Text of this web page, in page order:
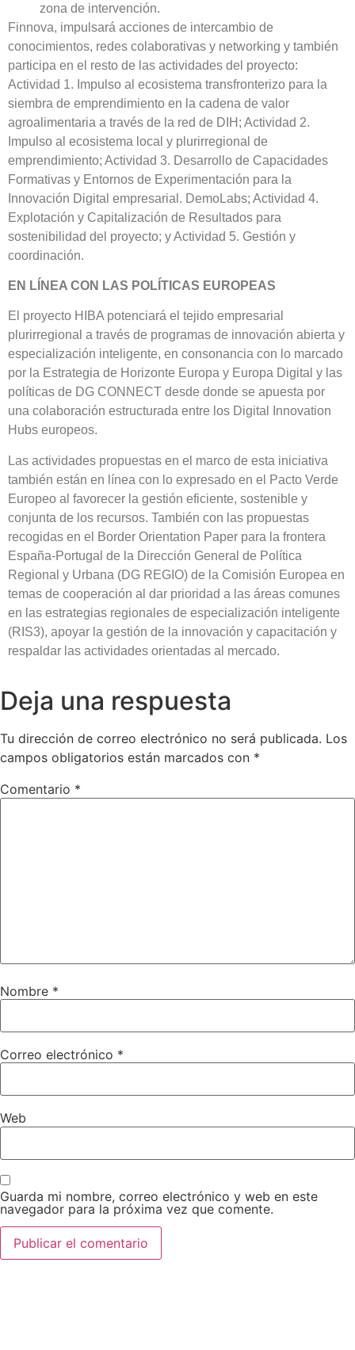
zona de intervención.
Finnova, impulsará acciones de intercambio de
conocimientos, redes colaborativas y networking y también
participa en el resto de las actividades del proyecto:
Actividad 1. Impulso al ecosistema transfronterizo para la
siembra de emprendimiento en la cadena de valor
agroalimentaria a través de la red de DIH; Actividad 2.
Impulso al ecosistema local y plurirregional de
emprendimiento; Actividad 3. Desarrollo de Capacidades
Formativas y Entornos de Experimentación para la
Innovación Digital empresarial. DemoLabs; Actividad 4.
Explotación y Capitalización de Resultados para
sostenibilidad del proyecto; y Actividad 5. Gestión y
coordinación.
EN LÍNEA CON LAS POLÍTICAS EUROPEAS
El proyecto HIBA potenciará el tejido empresarial
plurirregional a través de programas de innovación abierta y
especialización inteligente, en consonancia con lo marcado
por la Estrategia de Horizonte Europa y Europa Digital y las
políticas de DG CONNECT desde donde se apuesta por
una colaboración estructurada entre los Digital Innovation
Hubs europeos.
Las actividades propuestas en el marco de esta iniciativa
también están en línea con lo expresado en el Pacto Verde
Europeo al favorecer la gestión eficiente, sostenible y
conjunta de los recursos. También con las propuestas
recogidas en el Border Orientation Paper para la frontera
España-Portugal de la Dirección General de Política
Regional y Urbana (DG REGIO) de la Comisión Europea en
temas de cooperación al dar prioridad a las áreas comunes
en las estrategias regionales de especialización inteligente
(RIS3), apoyar la gestión de la innovación y capacitación y
respaldar las actividades orientadas al mercado.
Deja una respuesta
Tu dirección de correo electrónico no será publicada. Los
campos obligatorios están marcados con *
Comentario *
Nombre *
Correo electrónico *
Web
Guarda mi nombre, correo electrónico y web en este
navegador para la próxima vez que comente.